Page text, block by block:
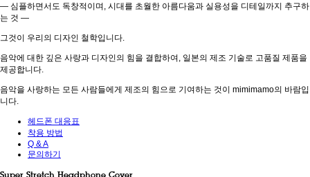
— 심플하면서도 독창적이며, 시대를 초월한 아름다움과 실용성을 디테일까지 추구하
는 것 —
그것이 우리의 디자인 철학입니다.
음악에 대한 깊은 사랑과 디자인의 힘을 결합하여, 일본의 제조 기술로 고품질 제품을
제공합니다.
음악을 사랑하는 모든 사람들에게 제조의 힘으로 기여하는 것이 mimimamo의 바람입
니다.
헤드폰 대응표
착용 방법
Q & A
문의하기
Super Stretch Headphone Cover